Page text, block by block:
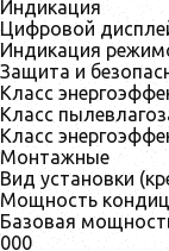
Индикация
Цифровой
Индикация
Защита и
Класс
Класс
Класс
Монтажные
Вид установки
Мощность
Базовая
000